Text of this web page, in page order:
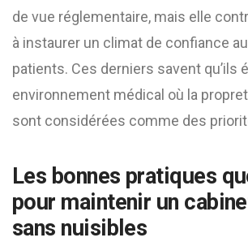
de vue réglementaire, mais elle
à instaurer un climat de confiance
patients. Ces derniers savent qu’ils
environnement médical où la
sont considérées comme des
Les bonnes pratiques
pour maintenir un
sans nuisibles